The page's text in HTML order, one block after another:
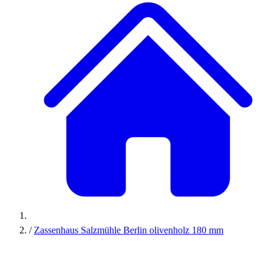
/ Zassenhaus Salzmühle Berlin olivenholz 180 mm